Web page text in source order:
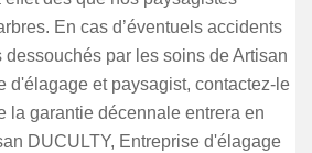
En cas d’éventuels accidents
par les soins de Artisan
d'élagage et paysagist, contactez-le
la garantie décennale entrera en
DUCULTY, Entreprise d'élagage